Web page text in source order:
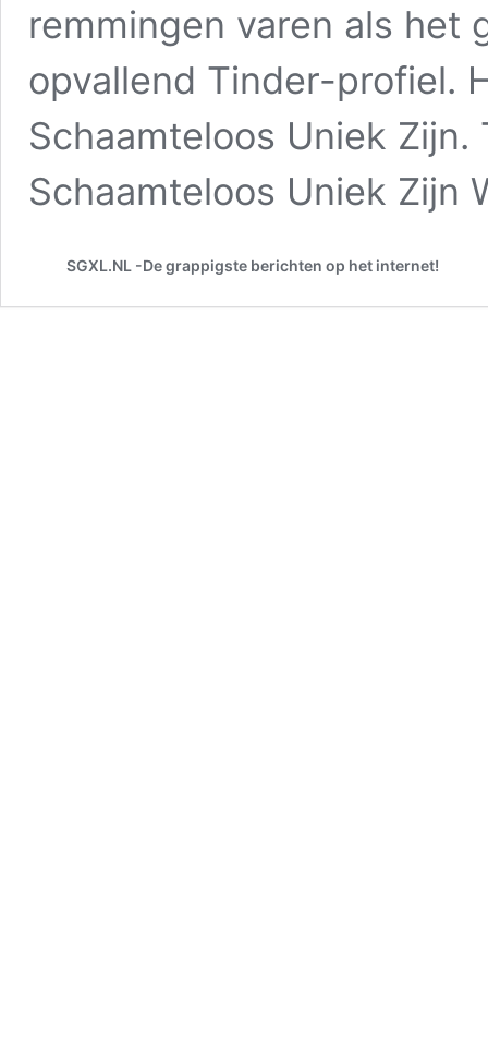
remmingen varen als het
opvallend Tinder-profiel.
Schaamteloos Uniek
Schaamteloos Uniek Zijn
SGXL.NL -De grappigste berichten op het internet!